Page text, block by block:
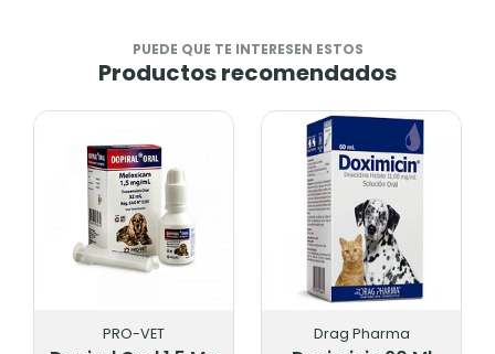
PUEDE QUE TE INTERESEN ESTOS
Productos recomendados
PRO-VET Drag Pharma